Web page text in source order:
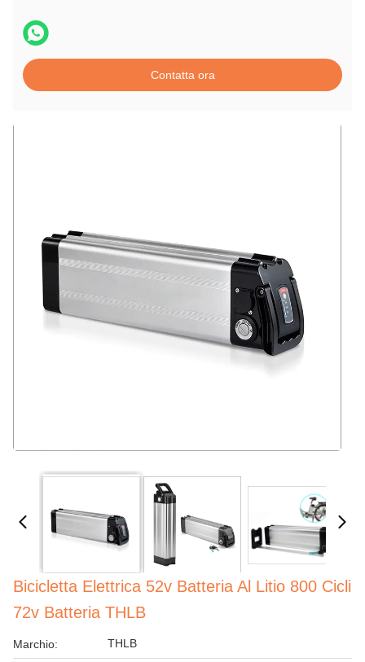
Contatta ora
Bicicletta Elettrica 52v Batteria Al Litio 800 Cicli
72v Batteria THLB
Marchio: THLB